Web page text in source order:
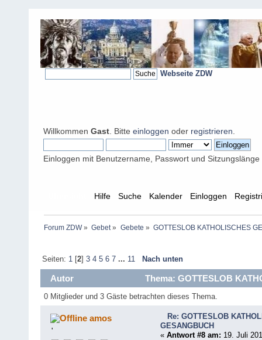
Webseite ZDW
Willkommen Gast . Bitte einloggen oder registrieren
Einloggen mit Benutzername, Passwort und Sitzungslänge
Hilfe Suche Kalender Einloggen
Forum ZDW» Gebet» Gebete » GOTTESLOB KATHOLISCHES
Seiten: 1[2] 3 4 5 6 7 ... 11 Nach unten
Autor Thema: GOTTESLOB
0 Mitglieder und 3 Gäste betrachten dieses Thema.
amos
'
Re: GOTTESLOB
GESANGBUCH
« Antwort #8 am: 19. Juli